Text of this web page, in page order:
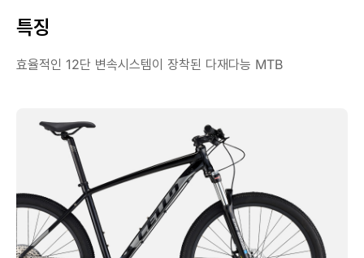
특징
효율적인 12단 변속시스템이 장착된 다재다능 MTB